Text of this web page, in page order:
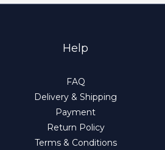
Help
FAQ
Delivery & Shipping
Payment
Return Policy
Terms & Conditions